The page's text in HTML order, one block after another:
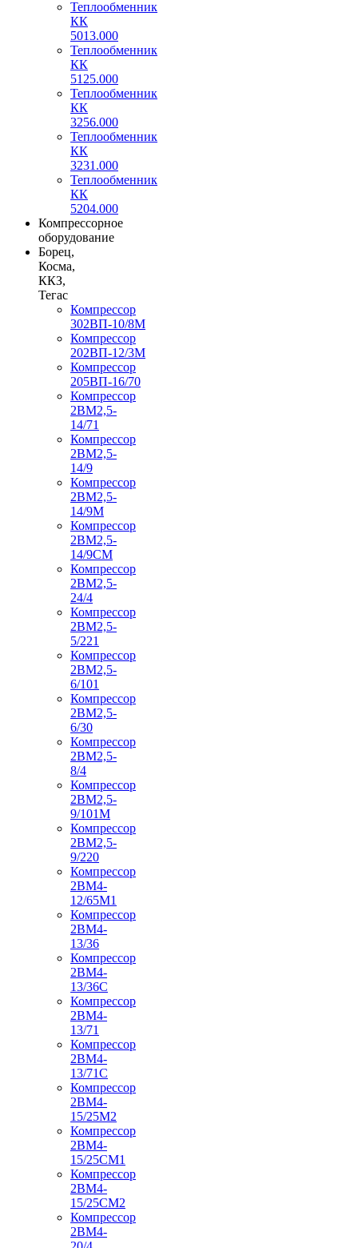
Теплообменник
КК
5013.000
Теплообменник
КК
5125.000
Теплообменник
КК
3256.000
Теплообменник
КК
3231.000
Теплообменник
КК
5204.000
Компрессорное
оборудование
Борец,
Косма,
ККЗ,
Тегас
Компрессор
302ВП-10/8М
Компрессор
202ВП-12/3М
Компрессор
205ВП-16/70
Компрессор
2ВМ2,5-
14/71
Компрессор
2ВМ2,5-
14/9
Компрессор
2ВМ2,5-
14/9М
Компрессор
2ВМ2,5-
14/9СМ
Компрессор
2ВМ2,5-
24/4
Компрессор
2ВМ2,5-
5/221
Компрессор
2ВМ2,5-
6/101
Компрессор
2ВМ2,5-
6/30
Компрессор
2ВМ2,5-
8/4
Компрессор
2ВМ2,5-
9/101М
Компрессор
2ВМ2,5-
9/220
Компрессор
2ВМ4-
12/65М1
Компрессор
2ВМ4-
13/36
Компрессор
2ВМ4-
13/36С
Компрессор
2ВМ4-
13/71
Компрессор
2ВМ4-
13/71С
Компрессор
2ВМ4-
15/25М2
Компрессор
2ВМ4-
15/25СМ1
Компрессор
2ВМ4-
15/25СМ2
Компрессор
2ВМ4-